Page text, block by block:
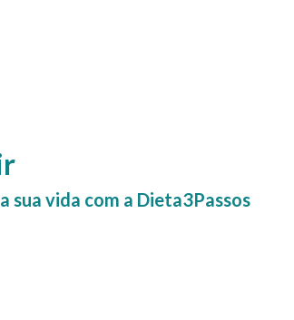
sua vida com a Dieta3Passos